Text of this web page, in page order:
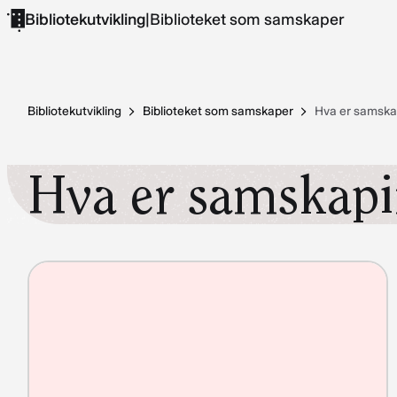
HoppBibliotekutvikling|Biblioteket som samskaper
Bibliotekutvikling Biblioteket som samskaper Hva er
Hva er